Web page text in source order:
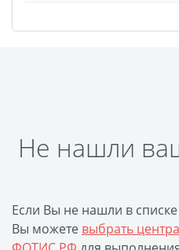
Флип-Флоп портрет
Печать на CD/DVD
Фото на медали
Коврик для мыши
Не нашли
Если Вы не нашли в
Вы можете выбрать